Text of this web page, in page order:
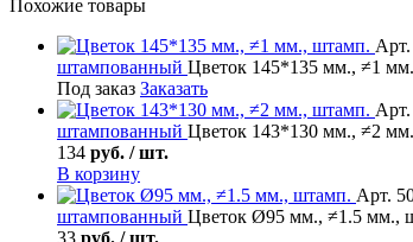
Похожие товары
штампованный Цветок 145*135 мм., ≠1
Под заказ Заказать
штампованный Цветок 143*130 мм., ≠2
134 руб. / шт.
В корзину
Арт.
штампованный Цветок Ø95 мм., ≠1.5 мм.,
33 руб. / шт.